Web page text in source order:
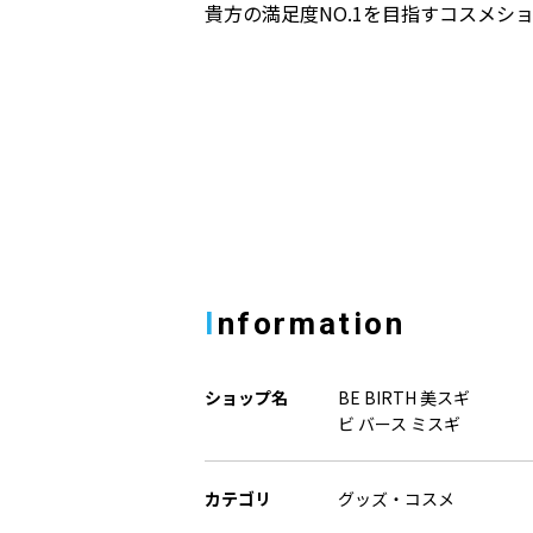
貴方の満足度NO.1を目指すコスメシ
Information
ショップ名
BE BIRTH 美スギ
ビ バース ミスギ
カテゴリ グッズ・コスメ